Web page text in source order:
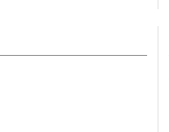
Cet article de
a une épaisseur de
idéal pour un
détail